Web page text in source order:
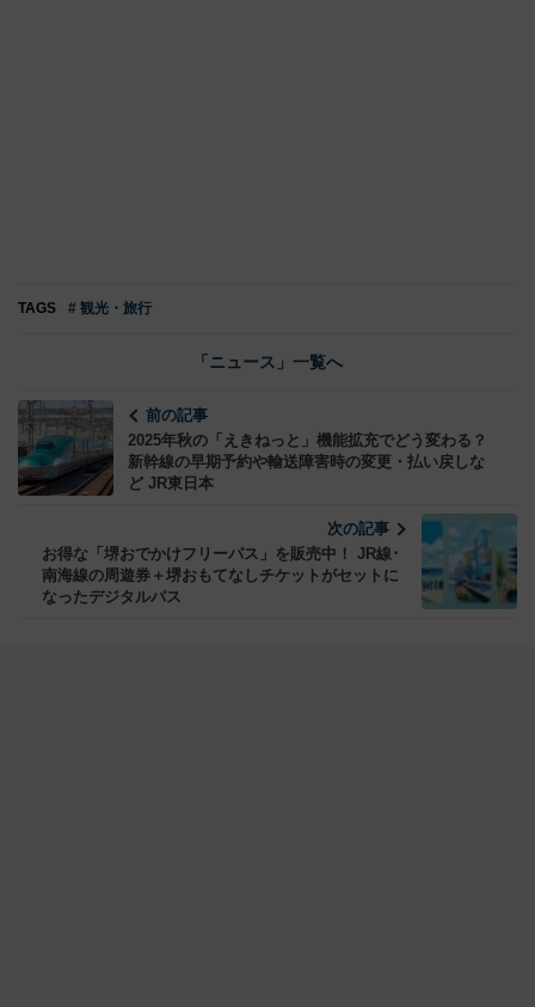
TAGS # 観光・旅行
「ニュース」一覧へ
前の記事
2025年秋の「えきねっと」機能拡充でどう変わる？
新幹線の早期予約や輸送障害時の変更・払い戻しな
ど JR東日本
次の記事
お得な「堺おでかけフリーパス」を販売中！ JR線･
南海線の周遊券＋堺おもてなしチケットがセットに
なったデジタルパス